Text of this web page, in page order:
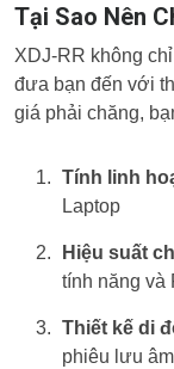
Tại Sao Nên
XDJ-RR không
đưa bạn đến với
giá phải chăng,
Tính linh
Laptop
Hiệu suất
tính năng và
Thiết kế di
phiêu lưu